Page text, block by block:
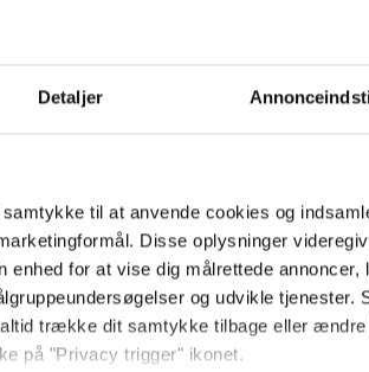
Detaljer
til at anvende cookies og
Disse oplysninger
enhed for at vise dig målrettede
og udvikle tjenester.
trække dit samtykke tilbage eller
på "Privacy trigger" ikonet.
Skønt billede: Wozniacki viser maven